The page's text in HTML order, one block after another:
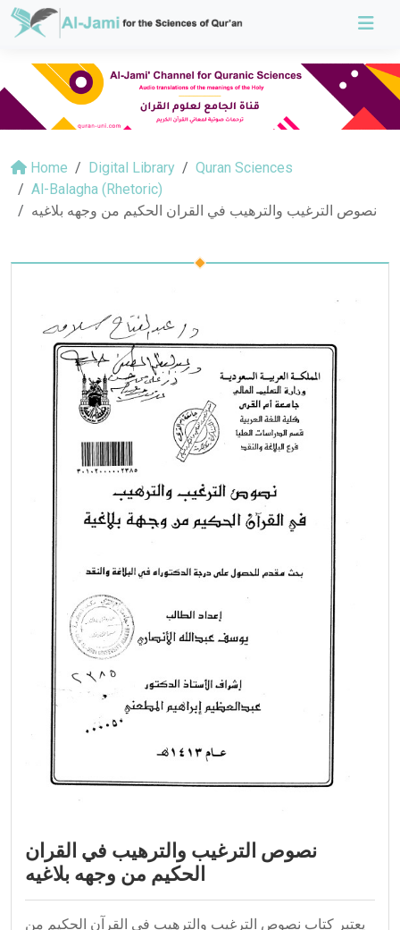
Home Digital Library
Quran Sciences
Al-Balagha (Rhetoric)
نصوص الترغيب والترهيب في القران الحكيم من وجهه بلاغيه
نصوص الترغيب والترهيب في القران
الحكيم من وجهه بلاغيه
يعتبر كتاب نصوص الترغيب والترهيب في القرآن الحكيم من